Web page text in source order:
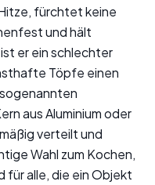
fürchtet keine
und hält
er ein schlechter
Töpfe einen
aus Aluminium oder
verteilt und
Wahl zum Kochen,
für alle, die ein Objekt